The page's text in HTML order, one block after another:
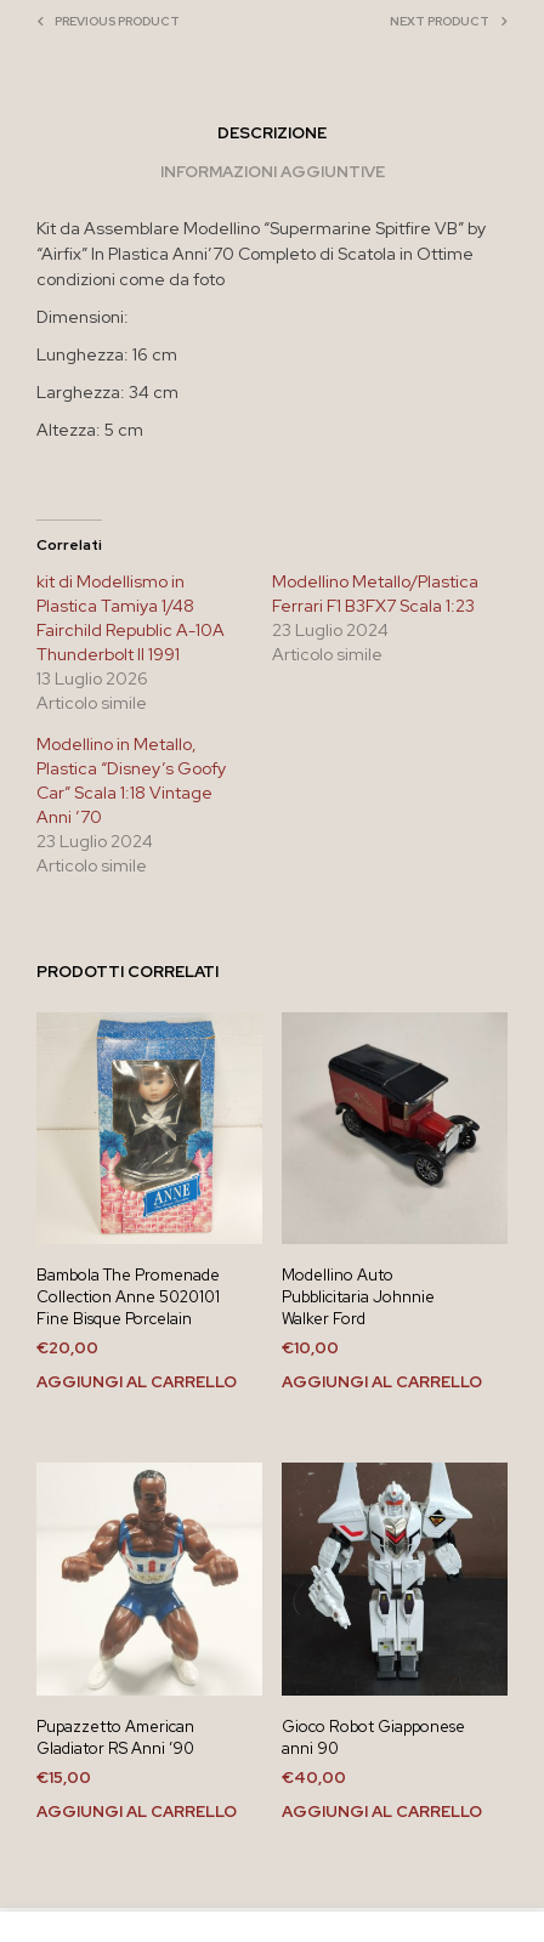
PREVIOUS PRODUCT NEXT PRODUCT
DESCRIZIONE
INFORMAZIONI AGGIUNTIVE
Kit da Assemblare Modellino “Supermarine Spitfire VB” by
“Airfix” In Plastica Anni’70 Completo di Scatola in Ottime
condizioni come da foto
Dimensioni:
Lunghezza: 16 cm
Larghezza: 34 cm
Altezza: 5 cm
Correlati
kit di Modellismo in
Plastica Tamiya 1/48
Fairchild Republic A-10A
Thunderbolt II 1991
13 Luglio 2026
Articolo simile
Modellino Metallo/Plastica
Ferrari F1 B3FX7 Scala 1:23
23 Luglio 2024
Articolo simile
Modellino in Metallo,
Plastica “Disney’s Goofy
Car” Scala 1:18 Vintage
Anni ’70
23 Luglio 2024
Articolo simile
PRODOTTI CORRELATI
Bambola The Promenade
Collection Anne 5020101
Fine Bisque Porcelain
€20,00
AGGIUNGI AL CARRELLO
Modellino Auto
Pubblicitaria Johnnie
Walker Ford
€10,00
AGGIUNGI AL CARRELLO
Pupazzetto American
Gladiator RS Anni ’90
€15,00
AGGIUNGI AL CARRELLO
Gioco Robot Giapponese
anni 90
€40,00
AGGIUNGI AL CARRELLO